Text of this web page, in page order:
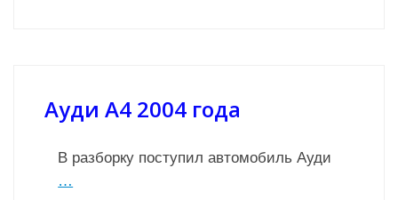
Ауди А4 2004 года
В разборку поступил автомобиль Ауди
…